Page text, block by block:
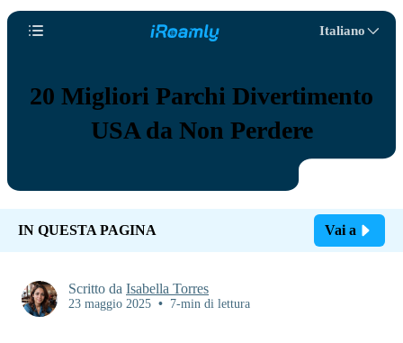
Italiano
20 Migliori Parchi Divertimento
USA da Non Perdere
IN QUESTA PAGINA Vai a
Scritto da Isabella Torres
23 maggio 2025 • 7-min di lettura